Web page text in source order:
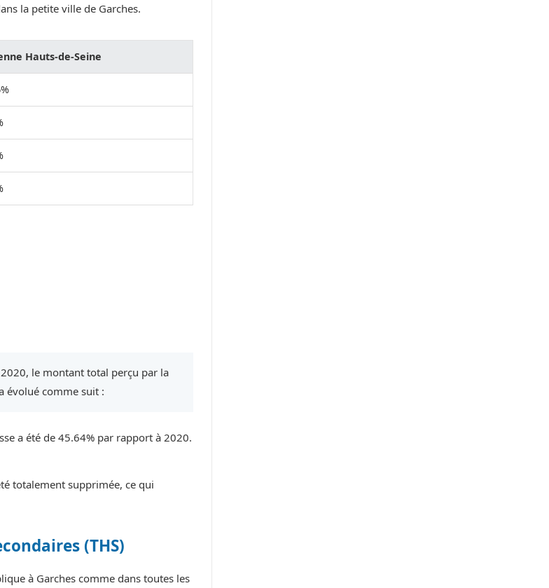
la petite ville de Garches.
Hauts-de-Seine
le montant total perçu par la
évolué comme suit :
a été de 45.64% par rapport à 2020.
totalement supprimée, ce qui
(THS)
à Garches comme dans toutes les